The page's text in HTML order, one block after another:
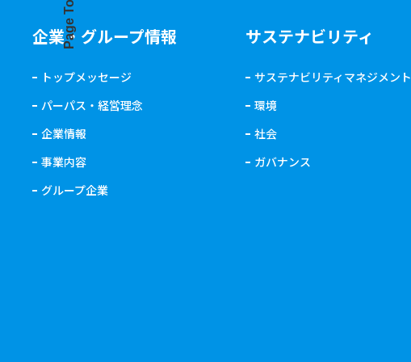
Page Top
企業・グループ情報
トップメッセージ
パーパス・経営理念
企業情報
事業内容
グループ企業
サステナビリティ
サステナビリティマネジメント
環境
社会
ガバナンス